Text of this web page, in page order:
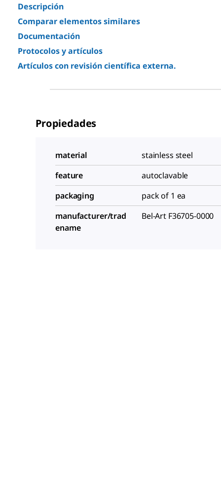
Descripción
Comparar elementos similares
Documentación
Protocolos y artículos
Artículos con revisión científica externa.
Propiedades
material
stainless steel
feature
autoclavable
packaging
pack of 1 ea
manufacturer/trad
ename
Bel-Art F36705-0000